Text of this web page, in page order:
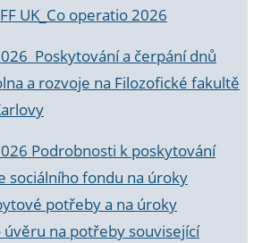
UK_Co operatio 2026
Poskytování a čerpání dnů
a rozvoje na Filozofické fakultě
Podrobnosti k poskytování
sociálního fondu na úroky
potřeby a na úroky
úvěru na potřeby související